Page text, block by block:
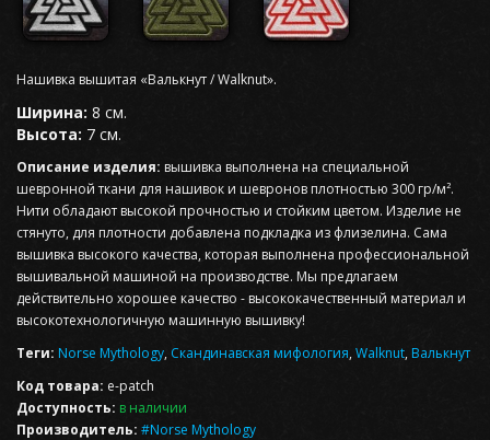
Нашивка вышитая «Валькнут / Walknut».
Ширина: 8 см.
Высота: 7 см.
Описание изделия: вышивка выполнена на специальной
шевронной ткани для нашивок и шевронов плотностью 300 гр/м².
Нити обладают высокой прочностью и стойким цветом. Изделие не
стянуто, для плотности добавлена подкладка из флизелина. Сама
вышивка высокого качества, которая выполнена профессиональной
вышивальной машиной на производстве. Мы предлагаем
действительно хорошее качество - высококачественный материал и
высокотехнологичную машинную вышивку!
Теги: Norse Mythology, Скандинавская мифология,Walknut, Валькнут
Код товара: e-patch
Доступность: в наличии
Производитель: #Norse Mythology